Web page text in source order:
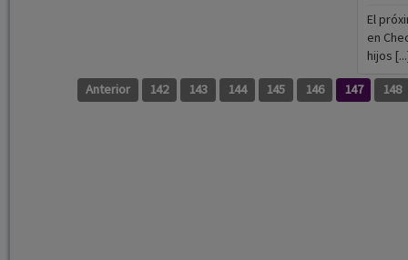
El
en
hijos
Anterior 142 143 144 145 146 147 148